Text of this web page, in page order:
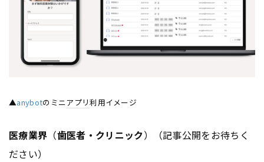
▲anybotのミニアプリ利用イメージ
医療業界 （歯医者・クリニック）（記事公開をお待ちく
ださい）